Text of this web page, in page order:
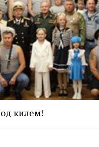
килем!